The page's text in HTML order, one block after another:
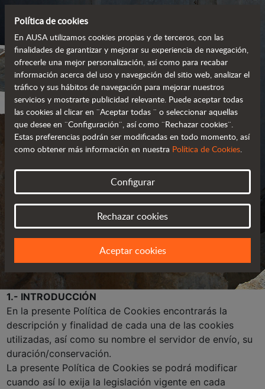
POLÍTICA DE COOKIES
1.- INTRODUCCIÓN
En la presente Política de Cookies encontrarás la
descripción y finalidad de cada una de las cookies
utilizadas, así como su nombre el servidor de envío, su
duración/conservación.
La presente Política de Cookies se podrá modificar
cuando así lo exija la legislación vigente en cada
Política de cookies
En AUSA utilizamos cookies propias y de terceros, con las
finalidades de garantizar y mejorar su experiencia de navegación,
ofrecerle una mejor personalización, así como para recabar
información acerca del uso y navegación del sitio web, analizar el
tráfico y sus hábitos de navegación para mejorar nuestros
servicios y mostrarte publicidad relevante. Puede aceptar todas
las cookies al clicar en ¨Aceptar todas ¨ o seleccionar aquellas
que desee en ¨Configuración¨, así como ¨Rechazar cookies¨.
Estas preferencias podrán ser modificadas en todo momento, así
como obtener más información en nuestra Política de Cookies.
Configurar
Rechazar cookies
Aceptar cookies